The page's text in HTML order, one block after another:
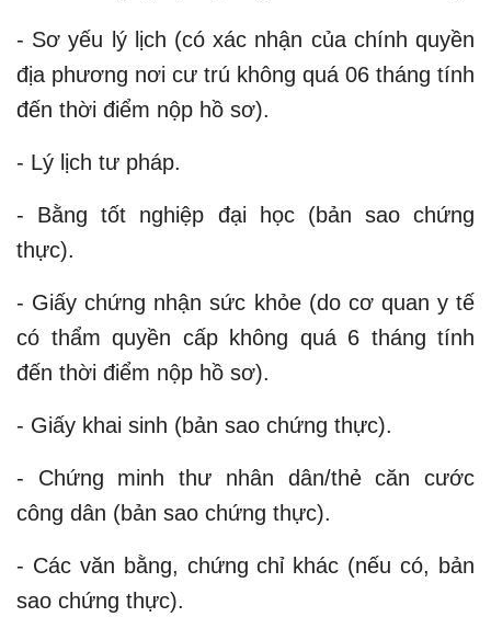
- Sơ yếu lý lịch (có xác nhận của chính quyền
địa phương nơi cư trú không quá 06 tháng tính
đến thời điểm nộp hồ sơ).
- Lý lịch tư pháp.
- Bằng tốt nghiệp đại học (bản sao chứng
thực).
- Giấy chứng nhận sức khỏe (do cơ quan y tế
có thẩm quyền cấp không quá 6 tháng tính
đến thời điểm nộp hồ sơ).
- Giấy khai sinh (bản sao chứng thực).
- Chứng minh thư nhân dân/thẻ căn cước
công dân (bản sao chứng thực).
- Các văn bằng, chứng chỉ khác (nếu có, bản
sao chứng thực).